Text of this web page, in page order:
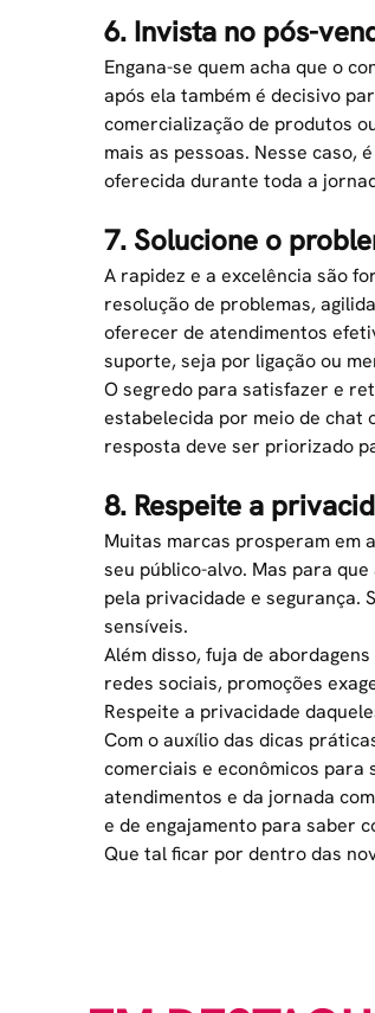
6. Invista no pós-
Engana-se quem acha que o
após ela também é decisivo
comercialização de produtos
mais as pessoas. Nesse
oferecida durante toda a
7. Solucione o
A rapidez e a excelência são
resolução de problemas,
oferecer de atendimentos
suporte, seja por ligação ou
O segredo para satisfazer e
estabelecida por meio de chat
resposta deve ser priorizado
8. Respeite a
Muitas marcas prosperam em
seu público-alvo. Mas para
pela privacidade e segurança.
sensíveis.
Além disso, fuja de
redes sociais, promoções
Respeite a privacidade
Com o auxílio das dicas
comerciais e econômicos para
atendimentos e da jornada
e de engajamento para saber
Que tal ficar por dentro das